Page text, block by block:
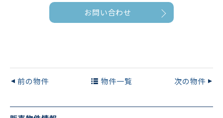
お問い合わせ
前の物件 物件一覧 次の物件